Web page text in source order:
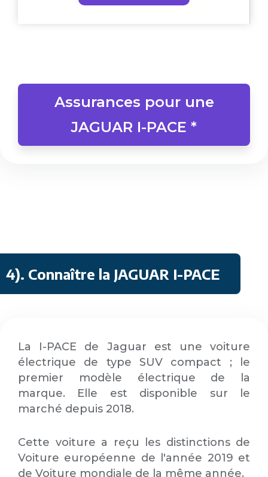
Assurances pour une
JAGUAR I-PACE *
4). Connaître la JAGUAR I-PACE
La I-PACE de Jaguar est une voiture
électrique de type SUV compact ; le
premier modèle électrique de la
marque. Elle est disponible sur le
marché depuis 2018.
Cette voiture a reçu les distinctions de
Voiture européenne de l'année 2019 et
de Voiture mondiale de la même année.